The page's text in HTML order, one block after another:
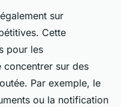
sur
Cette
pour les
concentrer sur des
Par exemple, le
ou la notification